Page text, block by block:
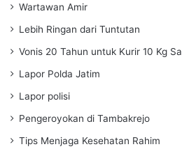
Wartawan Amir
Lebih Ringan dari Tuntutan
Vonis 20 Tahun untuk Kurir 10 Kg
Lapor Polda Jatim
Lapor polisi
Pengeroyokan di Tambakrejo
Tips Menjaga Kesehatan Rahim